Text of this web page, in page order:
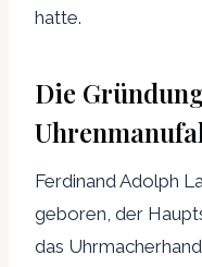
hatte.
Die
Ferdinand Adolph
geboren, der
das